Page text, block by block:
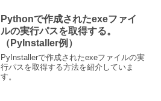
Pythonで作成されたexeファイ
ルの実行パスを取得する。
（PyInstaller例）
PyInstallerで作成されたexeファイルの実
行パスを取得する方法を紹介していま
す。